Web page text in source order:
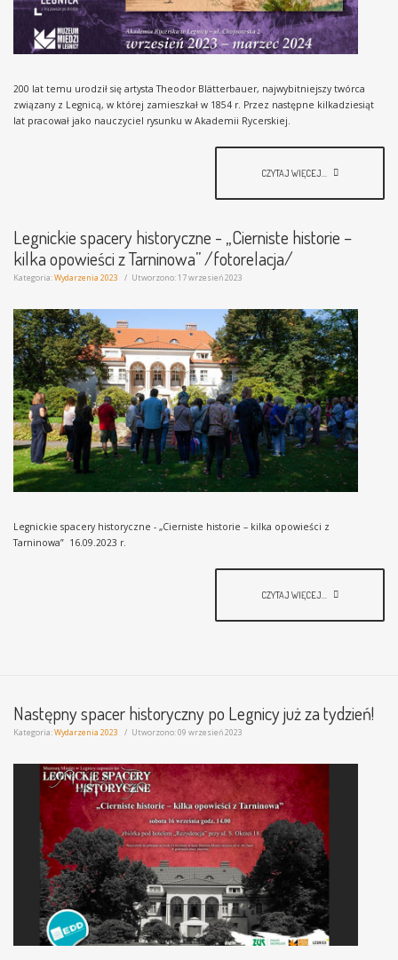
200 lat temu urodził się artysta Theodor Blätterbauer, najwybitniejszy twórca
związany z Legnicą, w której zamieszkał w 1854 r. Przez następne kilkadziesiąt
lat pracował jako nauczyciel rysunku w Akademii Rycerskiej.
CZYTAJ WIĘCEJ...
Legnickie spacery historyczne - „Cierniste historie –
kilka opowieści z Tarninowa” /fotorelacja/
Kategoria:Wydarzenia 2023 Utworzono: 17 wrzesień 2023
Legnickie spacery historyczne - „Cierniste historie – kilka opowieści z
Tarninowa” 16.09.2023 r.
CZYTAJ WIĘCEJ...
Następny spacer historyczny po Legnicy już za tydzień!
Kategoria:Wydarzenia 2023 Utworzono: 09 wrzesień 2023